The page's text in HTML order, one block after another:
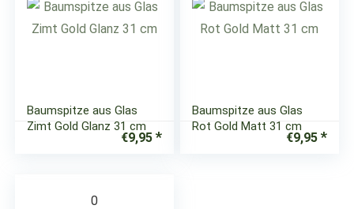
Baumspitze aus Glas
Zimt Gold Glanz 31 cm
€9,95
Baumspitze aus Glas
Rot Gold Matt 31 cm
€9,95
0